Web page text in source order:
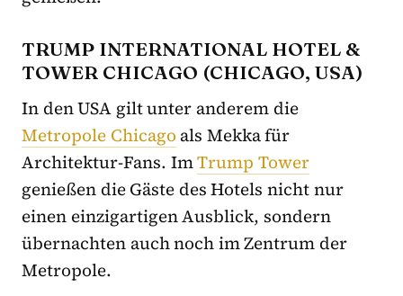
TRUMP INTERNATIONAL HOTEL &
TOWER CHICAGO (CHICAGO, USA)
In den USA gilt unter anderem die
Metropole Chicago als Mekka für
Architektur-Fans. ImTrump Tower
genießen die Gäste des Hotels nicht nur
einen einzigartigen Ausblick, sondern
übernachten auch noch im Zentrum der
Metropole.